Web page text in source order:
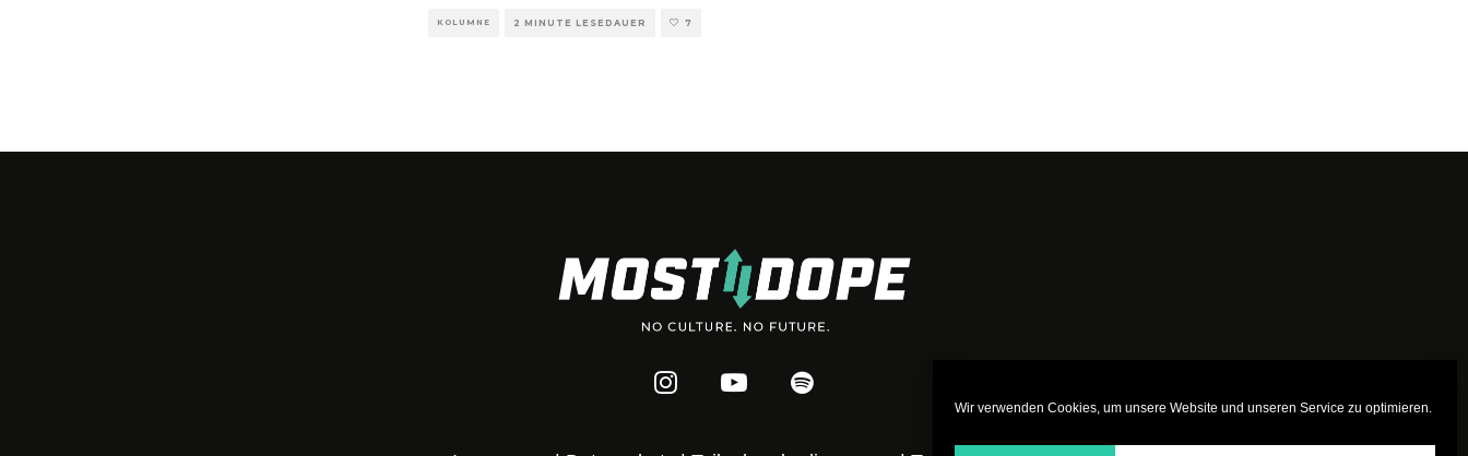
Wir verwenden Cookies, um unsere Website und unseren Service zu optimieren.
KOLUMNE 2 MINUTE LESEDAUER 7